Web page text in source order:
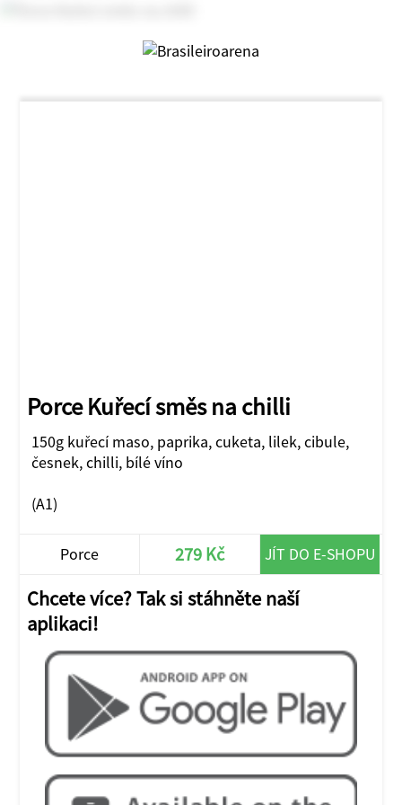
Porce Kuřecí směs na chilli
150g kuřecí maso, paprika, cuketa, lilek, cibule,
česnek, chilli, bílé víno
(A1)
Porce 279 Kč JÍT DO E-SHOPU
Chcete více? Tak si stáhněte naší
aplikaci!